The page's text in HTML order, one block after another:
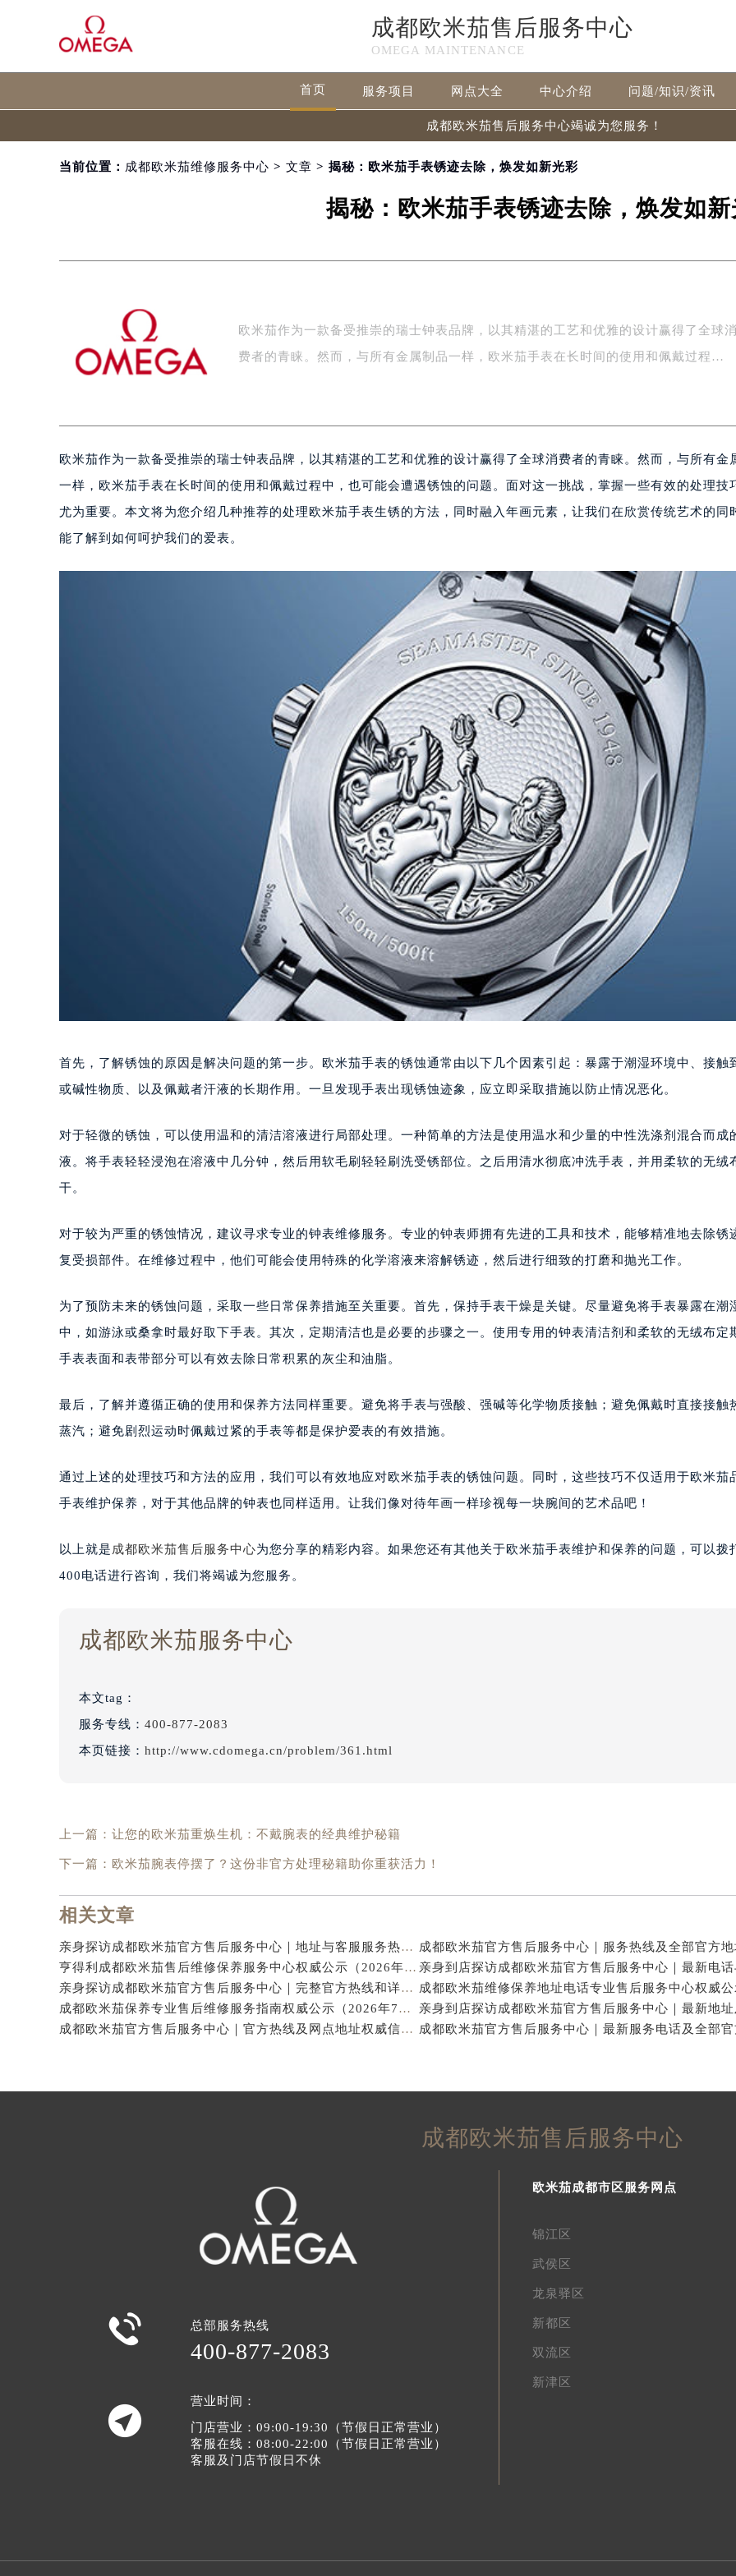
成都欧米茄售后服务中心
OMEGA MAINTENANCE
首页 服务项目 网点大全 中心介绍 问题/知识/资讯
成都欧米茄售后服务中心竭诚为您服务！
当前位置： 成都欧米茄维修服务中心 > 文章 > 揭秘：欧米茄手表锈迹去除，焕发如新光彩
揭秘：欧米茄手表锈迹去除，焕发如
欧米茄作为一款备受推崇的瑞士钟表品牌，以其精湛的工艺和优雅的设计赢得了全球消
费者的青睐。然而，与所有金属制品一样，欧米茄手表在长时间的使用和佩戴过程…
欧米茄作为一款备受推崇的瑞士钟表品牌，以其精湛的工艺和优雅的设计赢得了全球消费者的青睐。然而，与所有金
一样，欧米茄手表在长时间的使用和佩戴过程中，也可能会遭遇锈蚀的问题。面对这一挑战，掌握一些有效的处理技
尤为重要。本文将为您介绍几种推荐的处理欧米茄手表生锈的方法，同时融入年画元素，让我们在欣赏传统艺术的同
能了解到如何呵护我们的爱表。
首先，了解锈蚀的原因是解决问题的第一步。欧米茄手表的锈蚀通常由以下几个因素引起：暴露于潮湿环境中、接触
或碱性物质、以及佩戴者汗液的长期作用。一旦发现手表出现锈蚀迹象，应立即采取措施以防止情况恶化。
对于轻微的锈蚀，可以使用温和的清洁溶液进行局部处理。一种简单的方法是使用温水和少量的中性洗涤剂混合而成
液。将手表轻轻浸泡在溶液中几分钟，然后用软毛刷轻轻刷洗受锈部位。之后用清水彻底冲洗手表，并用柔软的无绒
干。
对于较为严重的锈蚀情况，建议寻求专业的钟表维修服务。专业的钟表师拥有先进的工具和技术，能够精准地去除锈
复受损部件。在维修过程中，他们可能会使用特殊的化学溶液来溶解锈迹，然后进行细致的打磨和抛光工作。
为了预防未来的锈蚀问题，采取一些日常保养措施至关重要。首先，保持手表干燥是关键。尽量避免将手表暴露在潮
中，如游泳或桑拿时最好取下手表。其次，定期清洁也是必要的步骤之一。使用专用的钟表清洁剂和柔软的无绒布定
手表表面和表带部分可以有效去除日常积累的灰尘和油脂。
最后，了解并遵循正确的使用和保养方法同样重要。避免将手表与强酸、强碱等化学物质接触；避免佩戴时直接接触
蒸汽；避免剧烈运动时佩戴过紧的手表等都是保护爱表的有效措施。
通过上述的处理技巧和方法的应用，我们可以有效地应对欧米茄手表的锈蚀问题。同时，这些技巧不仅适用于欧米茄
手表维护保养，对于其他品牌的钟表也同样适用。让我们像对待年画一样珍视每一块腕间的艺术品吧！
以上就是 成都欧米茄售后服务中心为您分享的精彩内容。如果您还有其他关于欧米茄手表维护和保养的问题，可以拨
400电话进行咨询，我们将竭诚为您服务。
成都欧米茄服务中心
本文tag：
服务专线： 400-877-2083
本页链接： http://www.cdomega.cn/problem/361.html
上一篇： 让您的欧米茄重焕生机：不戴腕表的经典维护秘籍
下一篇： 欧米茄腕表停摆了？这份非官方处理秘籍助你重获活力！
相关文章
亲身探访成都欧米茄官方售后服务中心｜地址与客服服务热线（2026年7月最新）
亨得利成都欧米茄售后维修保养服务中心权威公示（2026年7月最新）
亲身探访成都欧米茄官方售后服务中心｜完整官方热线和详细地址（2026年7月最新）
成都欧米茄保养专业售后维修服务指南权威公示（2026年7月最新）
成都欧米茄官方售后服务中心｜官方热线及网点地址权威信息公示（2026年7月最新）
成都欧米茄售后服务中心
 总部服务热线
400-877-2083

营业时间：
门店营业：09:00-19:30（节假日正常营业）
客服在线：08:00-22:00（节假日正常营业）
客服及门店节假日不休
欧米茄成都市区服务网点
锦江区
武侯区
龙泉驿区
新都区
双流区
新津区